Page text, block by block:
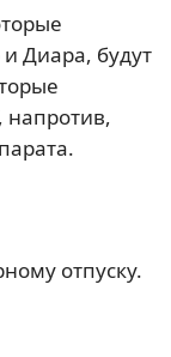
Диара, будут
напротив,
отпуску.